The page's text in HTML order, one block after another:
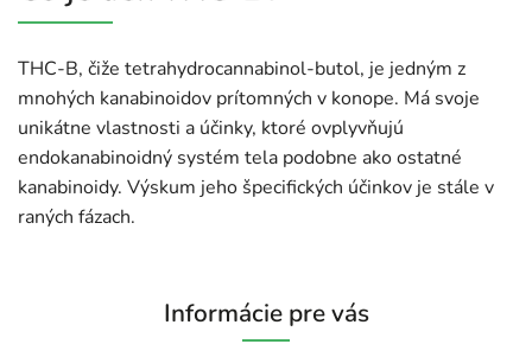
THC-B, čiže tetrahydrocannabinol-butol, je jedným z
mnohých kanabinoidov prítomných v konope. Má svoje
unikátne vlastnosti a účinky, ktoré ovplyvňujú
endokanabinoidný systém tela podobne ako ostatné
kanabinoidy. Výskum jeho špecifických účinkov je stále v
raných fázach.
Informácie pre vás